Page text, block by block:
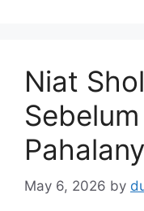
Niat
May 6, 2026 by